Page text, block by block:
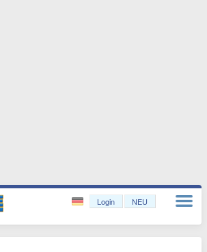
Login NEU